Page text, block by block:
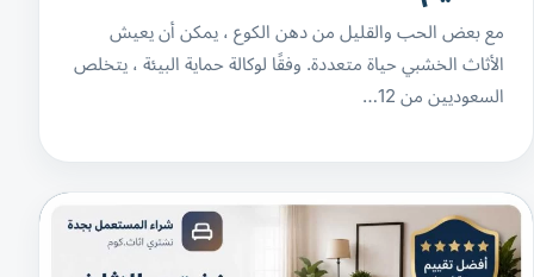
مع بعض الحب والقليل من دهن الكوع ، يمكن أن يعيش
الأثاث الخشبي حياة متعددة. وفقًا لوكالة حماية البيئة ، يتخلص
السعوديين من 12…